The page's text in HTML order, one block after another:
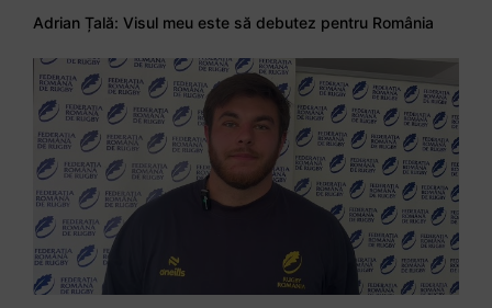
Adrian Țală: Visul meu este să debutez pentru România